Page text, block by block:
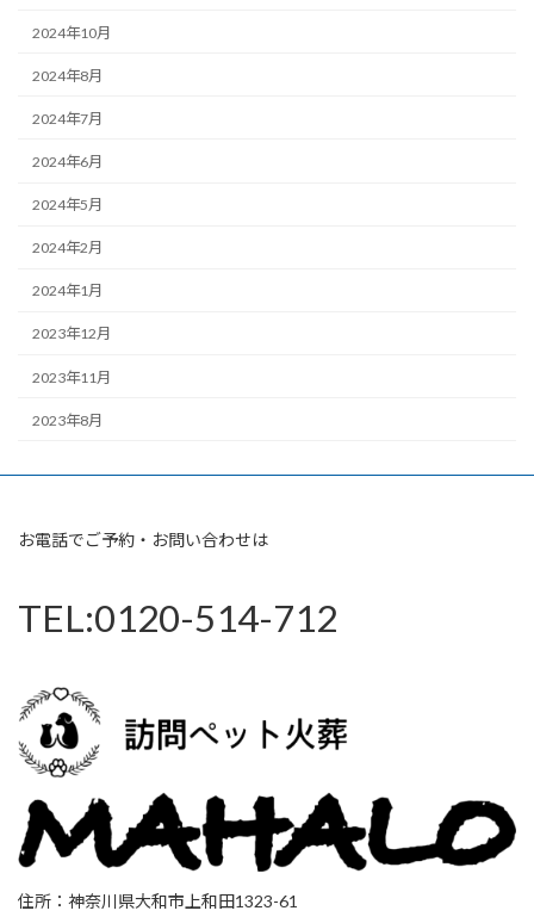
2024年10月
2024年8月
2024年7月
2024年6月
2024年5月
2024年2月
2024年1月
2023年12月
2023年11月
2023年8月
お電話でご予約・お問い合わせは
TEL:0120-514-712
住所：神奈川県大和市上和田1323-61